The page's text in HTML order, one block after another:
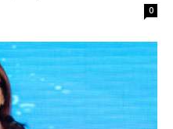
0